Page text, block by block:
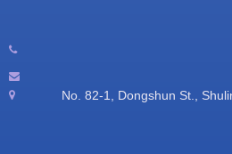
No. 82-1, Dongshun St.,